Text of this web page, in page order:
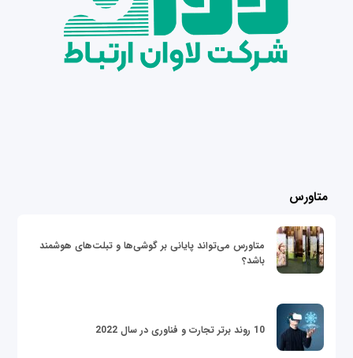
متاورس
متاورس می‌تواند پایانی بر گوشی‌ها و تبلت‌های هوشمند
باشد؟
10 روند برتر تجارت و فناوری در سال 2022